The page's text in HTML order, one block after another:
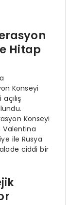
Hitap
Konseyi
Konseyi
Valentina
ile Rusya
ciddi bir